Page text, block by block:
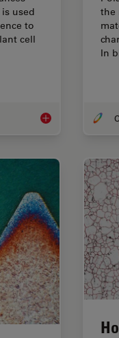
used
to
cell
A Guide to
the
In